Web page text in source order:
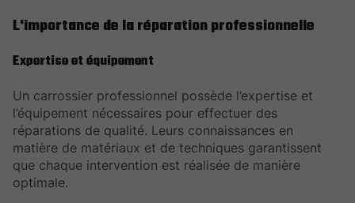
L'importance de la réparation professionnelle
Expertise et équipement
Un carrossier professionnel possède l’expertise et
l’équipement nécessaires pour effectuer des
réparations de qualité. Leurs connaissances en
matière de matériaux et de techniques garantissent
que chaque intervention est réalisée de manière
optimale.